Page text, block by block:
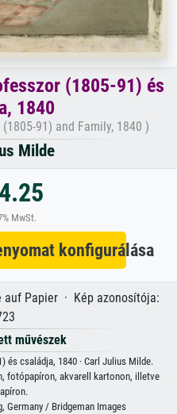
(1805-91) és
1840
91) and Family, 1840 )
Milde
MwSt.
konfigurálása
Papier · Kép azonosítója:
művészek
és családja, 1840 · Carl Julius Milde.
fotópapíron, akvarell kartonon, illetve
Germany / Bridgeman Images